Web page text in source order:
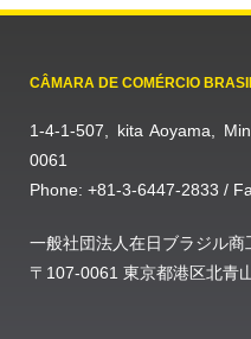
CÂMARA DE COMÉRCIO
1-4-1-507, kita Aoyama,
0061
Phone: +81-3-6447-2833 /
一般社団法人在日ブラジル商
〒107-0061 東京都港区北青